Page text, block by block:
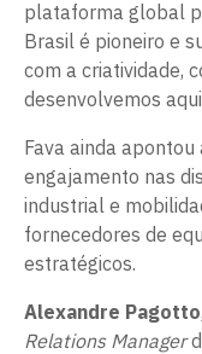
plataforma global
Brasil é pioneiro e
com a criatividade,
desenvolvemos
Fava ainda
engajamento nas
industrial e
fornecedores de
estratégicos.
Alexandre Pagotto,
Relations Manager